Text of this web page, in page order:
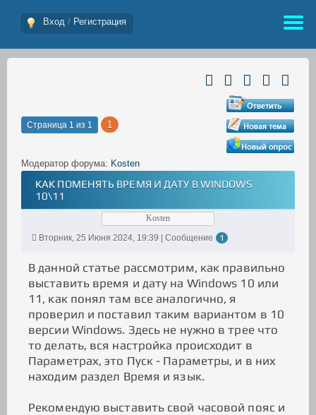
Вход / Регистрация
Страница 1 из 1 1
Модератор форума: Kosten
КАК ПОМЕНЯТЬ ВРЕМЯ И ДАТУ В WINDOWS
10\11
Kosten
Вторник, 25 Июня 2024, 19:39 | Сообщение
1
В данной статье рассмотрим, как правильно
выставить время и дату на Windows 10 или
11, как понял там все аналогично, я
проверил и поставил таким вариантом в 10
версии Windows. Здесь не нужно в трее что
то делать, вся настройка происходит в
Параметрах, это Пуск - Параметры, и в них
находим раздел Время и язык.
Рекомендую выставить свой часовой пояс и